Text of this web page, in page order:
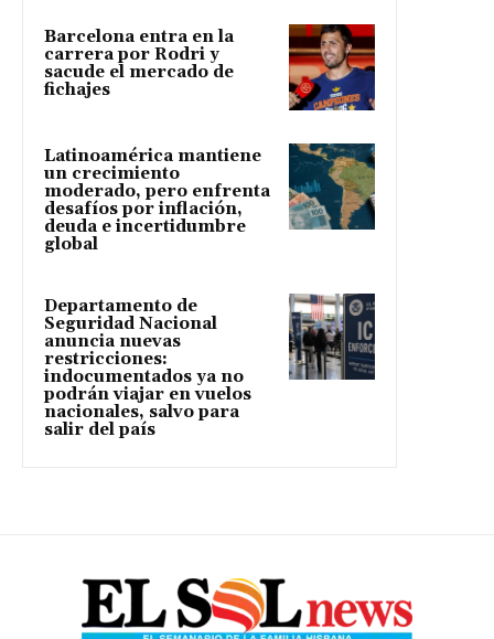
Barcelona entra en la
carrera por Rodri y
sacude el mercado de
fichajes
Latinoamérica mantiene
un crecimiento
moderado, pero enfrenta
desafíos por inflación,
deuda e incertidumbre
global
Departamento de
Seguridad Nacional
anuncia nuevas
restricciones:
indocumentados ya no
podrán viajar en vuelos
nacionales, salvo para
salir del país